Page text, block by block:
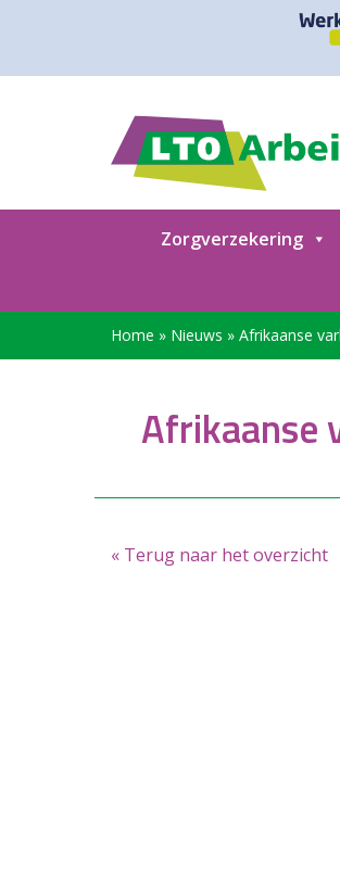
Zorgverzekering
Home » Nieuws » Afrikaanse
Afrikaanse
« Terug naar het overzicht